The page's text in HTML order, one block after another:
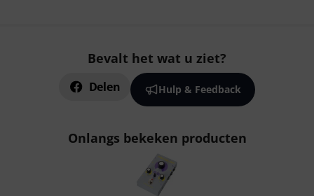
Bevalt het wat u ziet?
Delen Hulp & Feedback
Onlangs bekeken producten